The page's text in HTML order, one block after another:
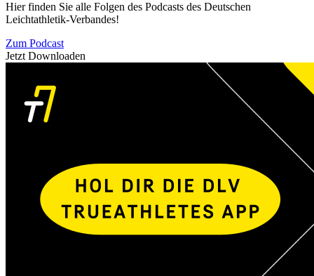
Hier finden Sie alle Folgen des Podcasts des Deutschen
Leichtathletik-Verbandes!
Zum Podcast
Jetzt Downloaden